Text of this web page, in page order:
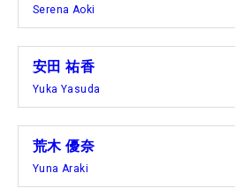
Serena Aoki
安田 祐香
Yuka Yasuda
荒木 優奈
Yuna Araki